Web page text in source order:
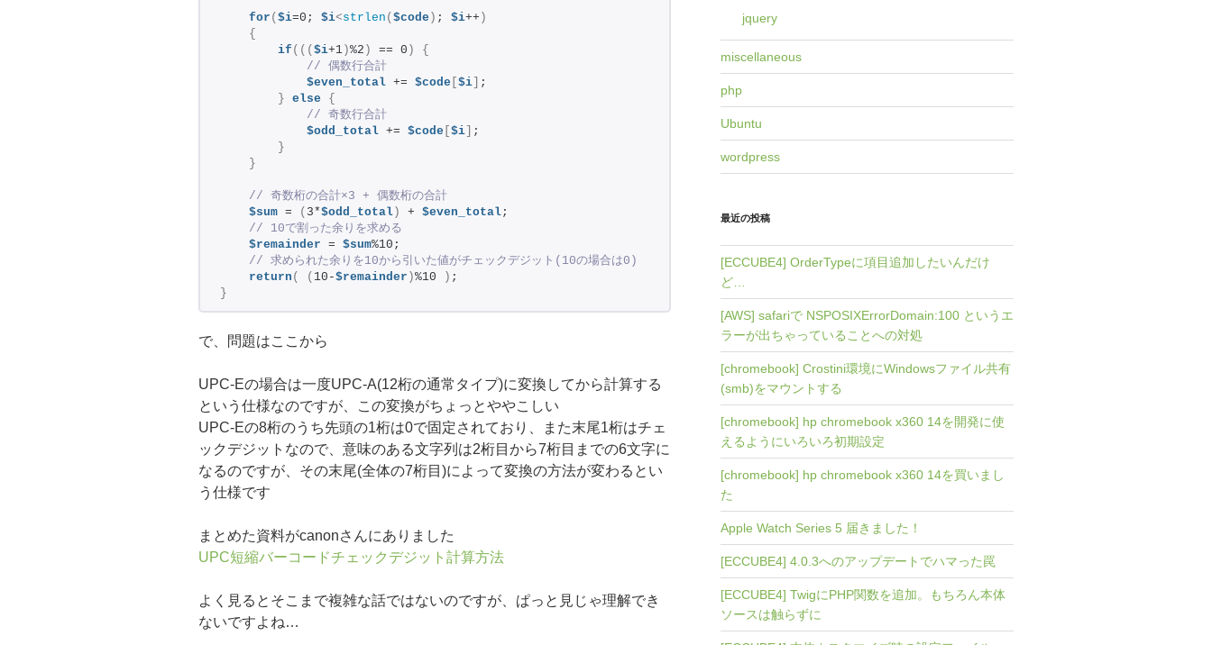
for ( $i=0; $i<strlen ( $code ) ; $i++ )
{
if ((( $i+1 )%2 ) == 0 )
{
// 偶数行合計
$even_total += $code $i
;
} else
{
// 奇数行合計
$odd_total += $code $i
;
}
}
// 奇数桁の合計×3 + 偶数桁の合計
$sum = ( 3*$odd_total ) + $even_total;
// 10で割った余りを求める
$remainder = $sum%10;
// 求められた余りを10から引いた値がチェックデジット(10の場合は0)
return ( ( 10-$remainder )%10 ) ;
}
で、問題はここから
UPC-Eの場合は一度UPC-A(12桁の通常タイプ)に変換してから計算する
という仕様なのですが、この変換がちょっとややこしい
UPC-Eの8桁のうち先頭の1桁は0で固定されており、また末尾1桁はチェ
ックデジットなので、意味のある文字列は2桁目から7桁目までの6文字に
なるのですが、その末尾(全体の7桁目)によって変換の方法が変わるとい
う仕様です
まとめた資料がcanonさんにありました
UPC短縮バーコードチェックデジット計算方法
よく見るとそこまで複雑な話ではないのですが、ぱっと見じゃ理解でき
ないですよね…
jquery
miscellaneous
php
Ubuntu
wordpress
最近の投稿
[ECCUBE4] OrderTypeに項目追加したいんだけ
ど…
[AWS] safariで NSPOSIXErrorDomain:100 というエ
ラーが出ちゃっていることへの対処
[chromebook] Crostini環境にWindowsファイル共有
(smb)をマウントする
[chromebook] hp chromebook x360 14を開発に使
えるようにいろいろ初期設定
[chromebook] hp chromebook x360 14を買いまし
た
Apple Watch Series 5 届きました！
[ECCUBE4] 4.0.3へのアップデートでハマった罠
[ECCUBE4] TwigにPHP関数を追加。もちろん本体
ソースは触らずに